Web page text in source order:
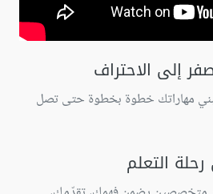
إلى الاحتراف
مهاراتك خطوة بخطوة حتى تصل
التعلم